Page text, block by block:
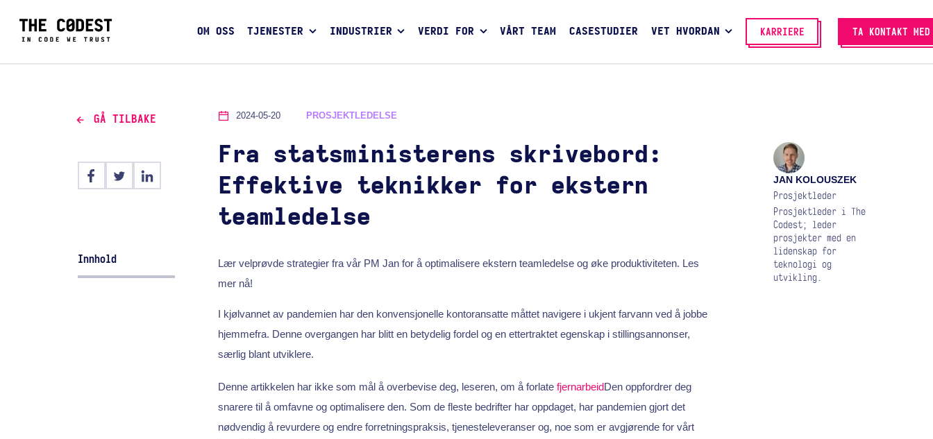
OM OSS TJENESTER INDUSTRIER VERDI FOR VÅRT TEAM CASESTUDIER VET HVORDAN KARRIERE TA KONTAKT MED
GÅ TILBAKE
Innhold
2024-05-20 PROSJEKTLEDELSE
Fra statsministerens skrivebord:
Effektive teknikker for ekstern
teamledelse
JAN KOLOUSZEK
Prosjektleder
Prosjektleder i The
Codest; leder
prosjekter med en
lidenskap for
teknologi og
utvikling.
Lær velprøvde strategier fra vår PM Jan for å optimalisere ekstern teamledelse og øke produktiviteten. Les
mer nå!
I kjølvannet av pandemien har den konvensjonelle kontoransatte måttet navigere i ukjent farvann ved å jobbe
hjemmefra. Denne overgangen har blitt en betydelig fordel og en ettertraktet egenskap i stillingsannonser,
særlig blant utviklere.
Denne artikkelen har ikke som mål å overbevise deg, leseren, om å forlate fjernarbeidDen oppfordrer deg
snarere til å omfavne og optimalisere den. Som de fleste bedrifter har oppdaget, har pandemien gjort det
nødvendig å revurdere og endre forretningspraksis, tjenesteleveranser og, noe som er avgjørende for vårt